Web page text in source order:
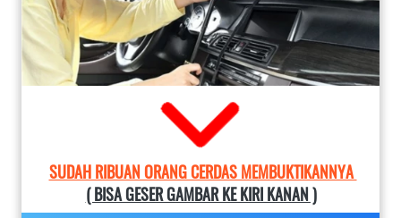
SUDAH RIBUAN ORANG CERDAS MEMBUKTIKANNYA
( BISA GESER GAMBAR KE KIRI KANAN )